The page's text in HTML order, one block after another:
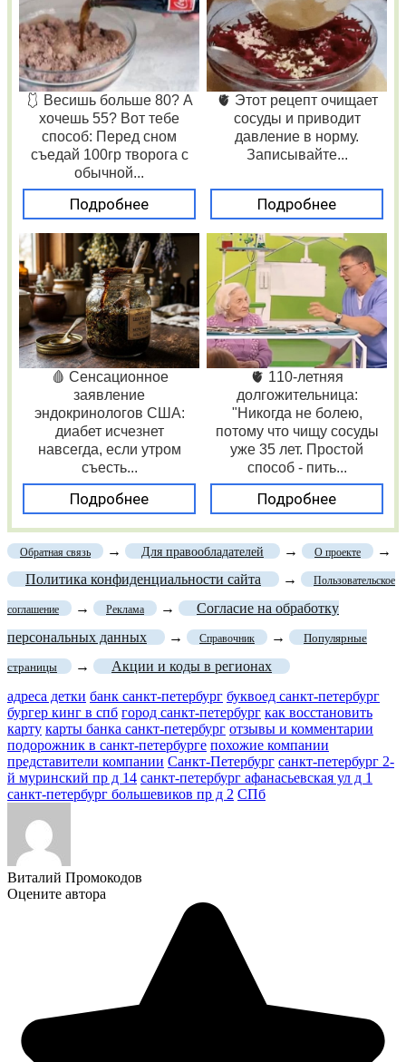
🩱 Весишь больше 80? А
хочешь 55? Вот тебе
способ: Перед сном
съедай 100гр творога с
обычной...
Подробнее
🫀 Этот рецепт очищает
сосуды и приводит
давление в норму.
Записывайте...
Подробнее
🩸 Сенсационное
заявление
эндокринологов США:
диабет исчезнет
навсегда, если утром
съесть...
Подробнее
🫀 110-летняя
долгожительница:
"Никогда не болею,
потому что чищу сосуды
уже 35 лет. Простой
способ - пить...
Подробнее
Обратная связь → Для правообладателей → О проекте
→
Политика конфиденциальности сайта
→ Пользовательское
соглашение → Реклама →
Согласие на обработку
персональных данных
→ Справочник → Популярные
страницы →
Акции и коды в регионах
адреса детки банк санкт-петербург буквоед санкт-петербург
бургер кинг в спб город санкт-петербург как восстановить
карту карты банка санкт-петербург отзывы и комментарии
подорожник в санкт-петербурге похожие компании
представители компании Санкт-Петербург санкт-петербург 2-
й муринский пр д 14 санкт-петербург афанасьевская ул д 1
санкт-петербург большевиков пр д 2 СПб
Виталий Промокодов
Оцените автора